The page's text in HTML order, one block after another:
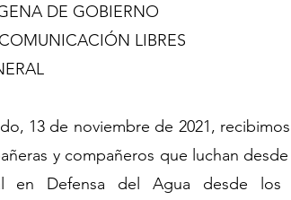
DE GOBIERNO
LIBRES
13 de noviembre de 2021,
y compañeros que luchan
en Defensa del Agua desde los